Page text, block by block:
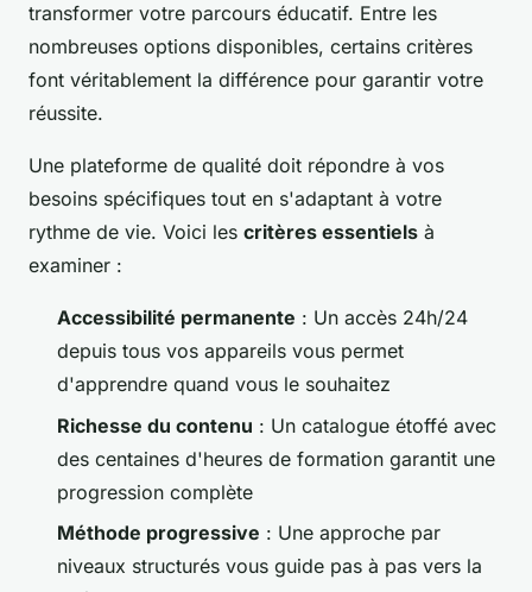
transformer votre parcours éducatif. Entre les
nombreuses options disponibles, certains critères
font véritablement la différence pour garantir votre
réussite.
Une plateforme de qualité doit répondre à vos
besoins spécifiques tout en s'adaptant à votre
rythme de vie. Voici les critères essentiels à
examiner :
Accessibilité permanente : Un accès 24h/24
depuis tous vos appareils vous permet
d'apprendre quand vous le souhaitez
Richesse du contenu : Un catalogue étoffé avec
des centaines d'heures de formation garantit une
progression complète
Méthode progressive : Une approche par
niveaux structurés vous guide pas à pas vers la